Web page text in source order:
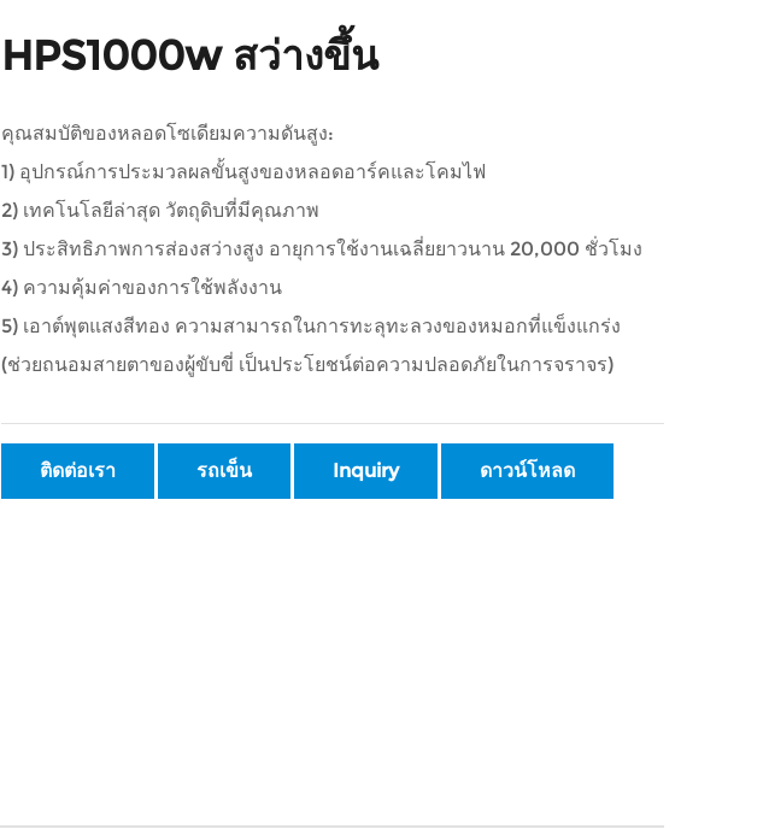
HPS1000w สว่างขึ้น
คุณสมบัติของหลอดโซเดียมความดันสูง:
1) อุปกรณ์การประมวลผลขั้นสูงของหลอดอาร์คและโคมไฟ
2) เทคโนโลยีล่าสุด วัตถุดิบที่มีคุณภาพ
3) ประสิทธิภาพการส่องสว่างสูง อายุการใช้งานเฉลี่ยยาวนาน 20,000 ชั่วโมง
4) ความคุ้มค่าของการใช้พลังงาน
5) เอาต์พุตแสงสีทอง ความสามารถในการทะลุทะลวงของหมอกที่แข็งแกร่ง
(ช่วยถนอมสายตาของผู้ขับขี่ เป็นประโยชน์ต่อความปลอดภัยในการจราจร)
ติดต่อเรา รถเข็น Inquiry ดาวน์โหลด